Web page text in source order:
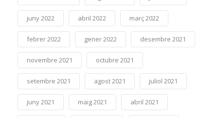
juny 2022 abril 2022 març 2022
febrer 2022 gener 2022 desembre 2021
novembre 2021 octubre 2021
setembre 2021 agost 2021 juliol 2021
juny 2021 maig 2021 abril 2021